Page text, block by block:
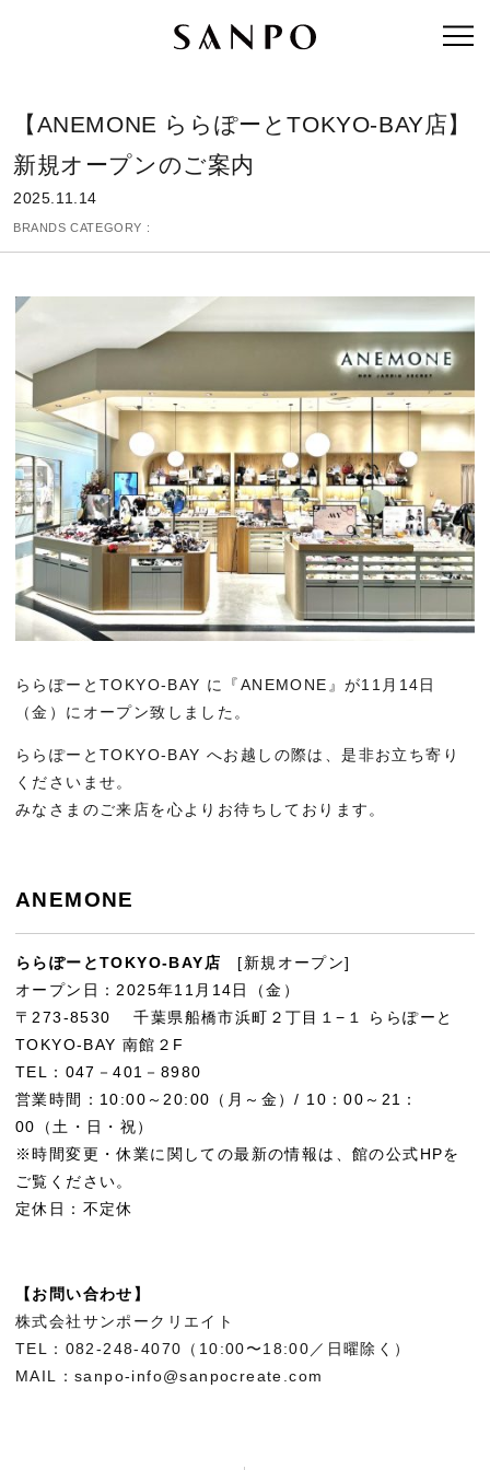
【ANEMONE ららぽーとTOKYO-BAY店】
新規オープンのご案内
2025.11.14
BRANDS CATEGORY :
ららぽーとTOKYO-BAY に『ANEMONE』が11月14日
（金）にオープン致しました。
ららぽーとTOKYO-BAY へお越しの際は、是非お立ち寄り
くださいませ。
みなさまのご来店を心よりお待ちしております。
ANEMONE
ららぽーとTOKYO-BAY店
[新規オープン]
オープン日：2025年11月14日（金）
〒273-8530 千葉県船橋市浜町２丁目１−１ ららぽーと
TOKYO-BAY 南館２F
TEL：047－401－8980
営業時間：10:00～20:00（月～金）/ 10：00～21：
00（土・日・祝）
※時間変更・休業に関しての最新の情報は、館の公式HPを
ご覧ください。
定休日：不定休
【お問い合わせ】
株式会社サンポークリエイト
TEL：082-248-4070（10:00〜18:00／日曜除く）
MAIL：sanpo-info@sanpocreate.com